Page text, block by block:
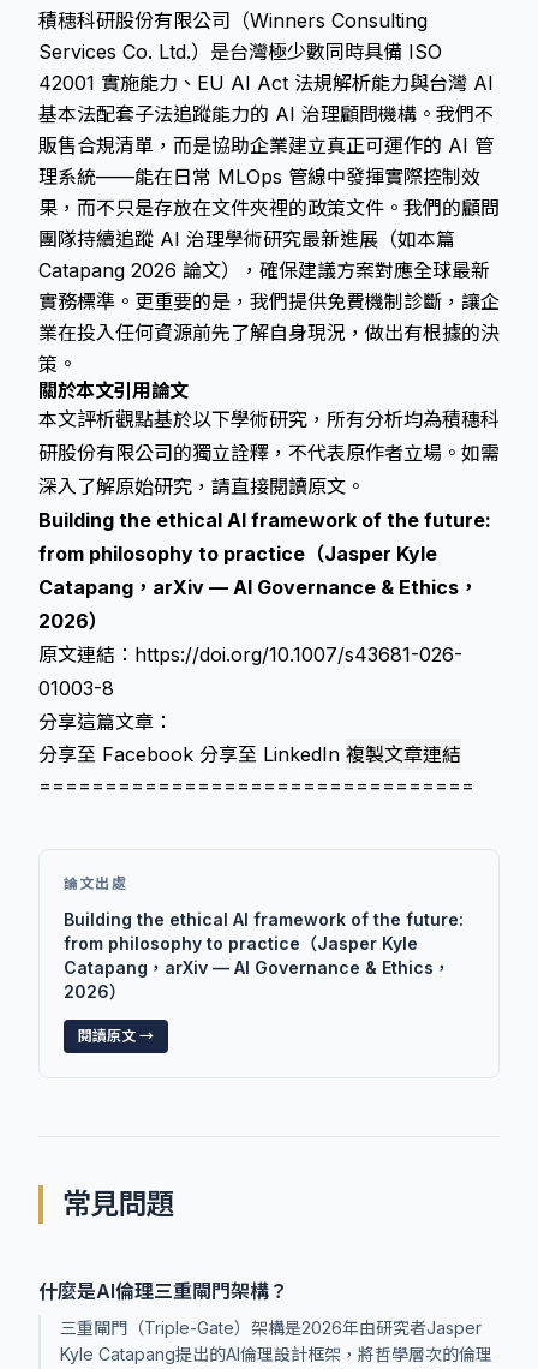
積穗科研股份有限公司（Winners Consulting
Services Co. Ltd.）是台灣極少數同時具備 ISO
42001 實施能力、EU AI Act 法規解析能力與台灣 AI
基本法配套子法追蹤能力的 AI 治理顧問機構。我們不
販售合規清單，而是協助企業建立真正可運作的 AI 管
理系統——能在日常 MLOps 管線中發揮實際控制效
果，而不只是存放在文件夾裡的政策文件。我們的顧問
團隊持續追蹤 AI 治理學術研究最新進展（如本篇
Catapang 2026 論文），確保建議方案對應全球最新
實務標準。更重要的是，我們提供免費機制診斷，讓企
業在投入任何資源前先了解自身現況，做出有根據的決
策。
關於本文引用論文
本文評析觀點基於以下學術研究，所有分析均為積穗科
研股份有限公司的獨立詮釋，不代表原作者立場。如需
深入了解原始研究，請直接閱讀原文。
Building the ethical AI framework of the future:
from philosophy to practice（Jasper Kyle
Catapang，arXiv — AI Governance & Ethics，
2026）
原文連結： https://doi.org/10.1007/s43681-026-
01003-8
分享這篇文章：
分享至 Facebook 分享至 LinkedIn 複製文章連結
=================================
論文出處
Building the ethical AI framework of the future:
from philosophy to practice（Jasper Kyle
Catapang，arXiv — AI Governance & Ethics，
2026）
閱讀原文 →
常見問題
什麼是AI倫理三重閘門架構？
三重閘門（Triple-Gate）架構是2026年由研究者Jasper
Kyle Catapang提出的AI倫理設計框架，將哲學層次的倫理